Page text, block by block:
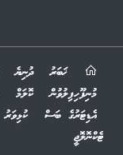
ޚަބަރު ދުނިޔެ
މުނިފޫހިފިލުވުން
ކޮލަމް
އެޑިޓަރުގެ ބަސް
ކުޅިވަރު
ޓެކްނޮލޮޖީ